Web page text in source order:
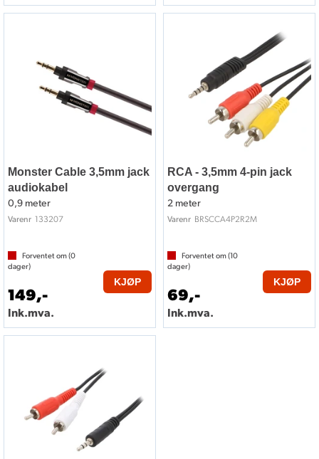
Monster Cable 3,5mm jack
audiokabel
0,9 meter
Varenr 133207
Forventet om (0
dager)
149,-
Ink.mva.
KJØP
RCA - 3,5mm 4-pin jack
overgang
2 meter
Varenr BRSCCA4P2R2M
Forventet om (10
dager)
69,-
Ink.mva.
KJØP